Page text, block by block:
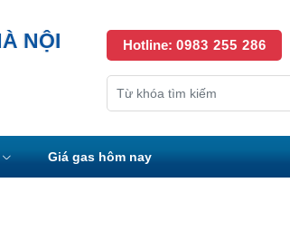
NỘI Hotline: 0983 255 286
Giá gas hôm nay